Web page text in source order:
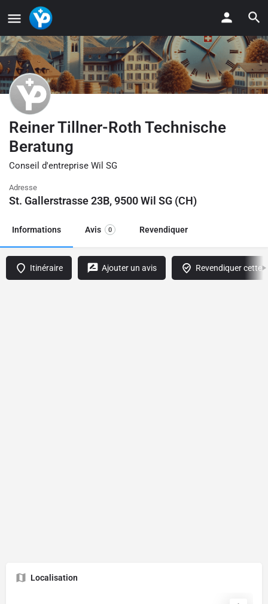
Reiner Tillner-Roth Technische
Beratung
Conseil d'entreprise Wil SG
Adresse
St. Gallerstrasse 23B, 9500 Wil SG (CH)
Informations Avis 0 Revendiquer
Itinéraire Ajouter un avis Revendiquer cette
Localisation